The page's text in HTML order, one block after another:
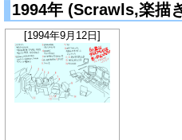
1994年 (Scrawls,楽描
[1994年9月12日]